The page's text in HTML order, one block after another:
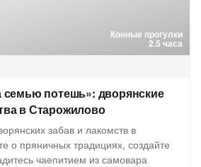
Конные прогулки
2.5 часа
семью потешь»: дворянские
в Старожилово
забав и лакомств в
о пряничных традициях, создайте
чаепитием из самовара